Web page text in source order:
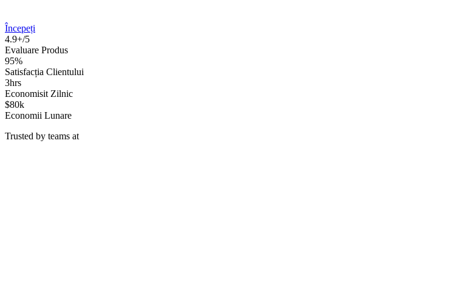
Începeți
4.9+/5
Evaluare Produs
95%
Satisfacția Clientului
3hrs
Economisit Zilnic
$80k
Economii Lunare
Trusted by teams at